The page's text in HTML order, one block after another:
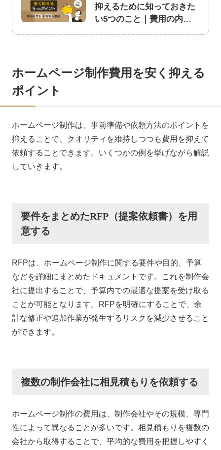
抑えるために知っておきた
い5つのこと｜費用の内訳
ホームページ制作費用を安く抑える
ポイント
ホームページ制作は、事前準備や依頼方法のポイントを
抑えることで、クオリティを維持しつつも費用を抑えて
依頼することできます。いくつかの例を挙げながら解説
していきます。
要件をまとめたRFP（提案依頼書）を用
意する
RFPは、ホームページ制作に関する要件や目的、予算
などを詳細にまとめたドキュメントです。これを制作会
社に提出することで、予算内での最適な提案を受け取る
ことが可能となります。RFPを明確にすることで、余
計な修正や追加作業が発生するリスクを減少させること
ができます。
複数の制作会社に相見積もりを依頼する
ホームページ制作の費用は、制作会社やその規模、専門
性によって異なることが多いです。相見積もりを複数の
会社から取得することで、平均的な費用を把握しやすく